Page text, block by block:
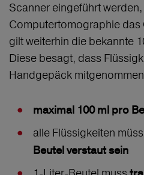
Scanner eingeführt
Computertomographie
gilt weiterhin die bekannte
Diese besagt, dass
Handgepäck
maximal 100 ml pro
alle Flüssigkeiten
Beutel verstaut sein